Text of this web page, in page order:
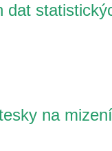
dat
na